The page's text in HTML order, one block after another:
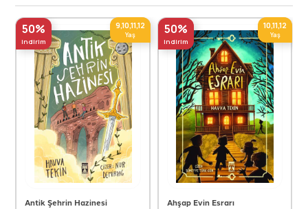
50%
indirim
9,10,11,12
Yaş
Antik Şehrin Hazinesi
50%
indirim
10,11,12
Yaş
Ahşap Evin Esrarı